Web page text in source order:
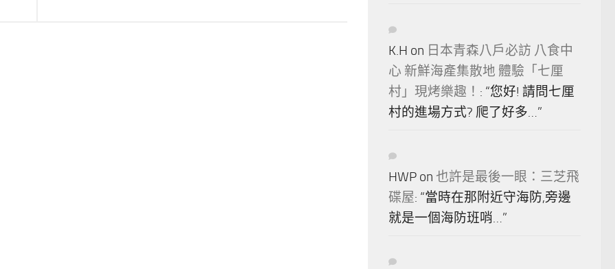
K.H on 日本青森八戶必訪 八食中
心 新鮮海產集散地 體驗「七厘
村」現烤樂趣！ : “您好! 請問七厘
村的進場方式? 爬了好多…”
HWP on 也許是最後一眼：三芝飛
碟屋: “當時在那附近守海防,旁邊
就是一個海防班哨…”